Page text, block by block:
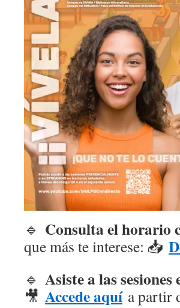
🔹 Consulta el horario
que más te interese: 📥
🔹 Asiste a las
🎥 Accede aquí a partir